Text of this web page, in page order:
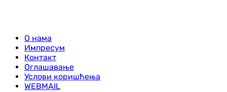
О нама
Импресум
Контакт
Оглашавање
Услови коришћења
WEBMAIL